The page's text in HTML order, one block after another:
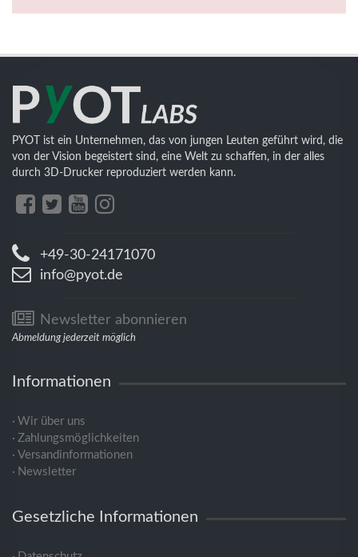
PYOT ist ein Unternehmen, das von jungen Leuten geführt wird, die
von der Vision begeistert sind, eine Welt zu schaffen, in der alles
durch 3D-Drucker reproduziert werden kann.
+49-30-24171070
info@pyot.de
Newsletter abonnieren
Abmeldung jederzeit möglich
Informationen
Wir über uns
Zahlungsmöglichkeiten
Versandinformationen
Newsletter
Gesetzliche Informationen